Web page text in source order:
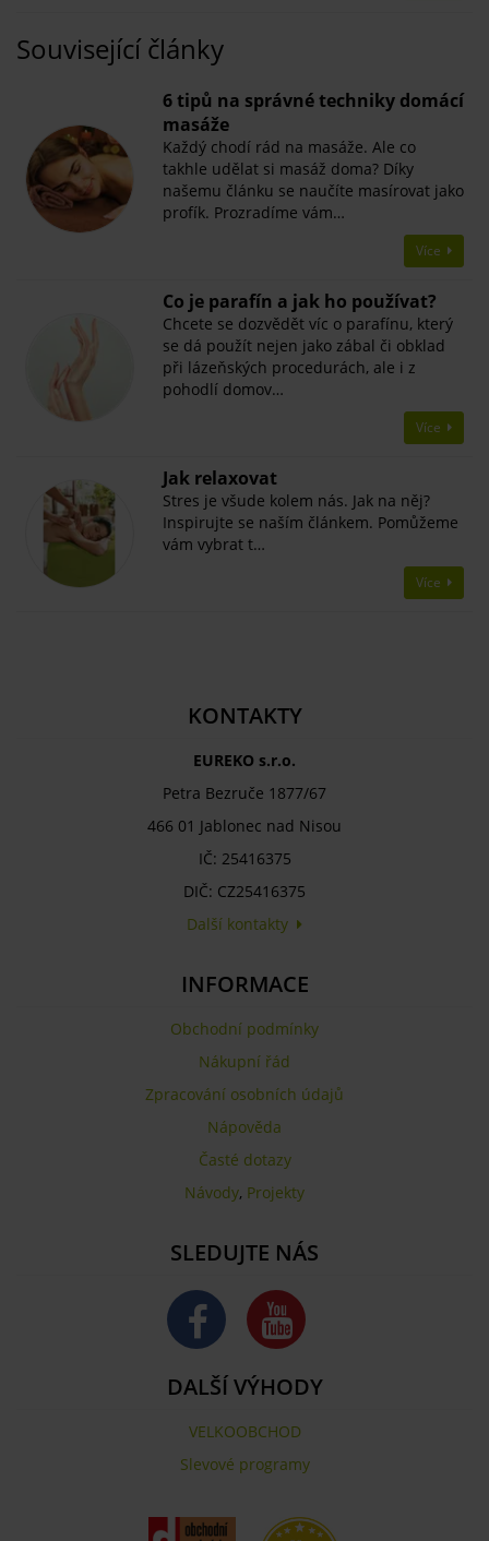
Související články
6 tipů na správné techniky domácí
masáže
Každý chodí rád na masáže. Ale co
takhle udělat si masáž doma? Díky
našemu článku se naučíte masírovat jako
profík. Prozradíme vám…
Více
Co je parafín a jak ho používat?
Chcete se dozvědět víc o parafínu, který
se dá použít nejen jako zábal či obklad
při lázeňských procedurách, ale i z
pohodlí domov…
Více
Jak relaxovat
Stres je všude kolem nás. Jak na něj?
Inspirujte se naším článkem. Pomůžeme
vám vybrat t…
Více
KONTAKTY
EUREKO s.r.o.
Petra Bezruče 1877/67
466 01 Jablonec nad Nisou
IČ: 25416375
DIČ: CZ25416375
Další kontakty
INFORMACE
Obchodní podmínky
Nákupní řád
Zpracování osobních údajů
Nápověda
Časté dotazy
Návody, Projekty
SLEDUJTE NÁS
DALŠÍ VÝHODY
VELKOOBCHOD
Slevové programy